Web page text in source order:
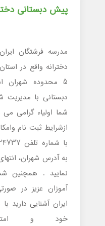
پیش دبستانی
مدرسه فرشتگان
دخترانه واقع در
5 محدوده
دبستانی با مدیریت
شما اولیاء گرامی
ازشرایط ثبت نام
نمایید . همچنین
آموزان عزیز در
ایران آشنایی دارید
خود و